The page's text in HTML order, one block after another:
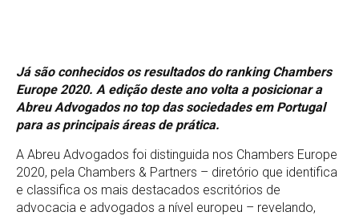
Já são conhecidos os resultados do ranking Chambers
Europe 2020. A edição deste ano volta a posicionar a
Abreu Advogados no top das sociedades em Portugal
para as principais áreas de prática.
A Abreu Advogados foi distinguida nos Chambers Europe
2020, pela Chambers & Partners – diretório que identifica
e classifica os mais destacados escritórios de
advocacia e advogados a nível europeu – revelando,